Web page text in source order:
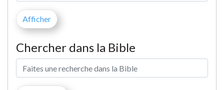
Chercher dans la Bible